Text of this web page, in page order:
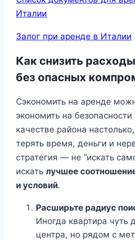
Италии
Залог при аренде в Италии
Как снизить
без опасных
Сэкономить на аренде
экономить на безопасности
качестве района
терять время, деньги и
стратегия — не “искать
искать лучшее
и условий.
Расширьте радиус
Иногда квартира чуть
центра, но рядом с